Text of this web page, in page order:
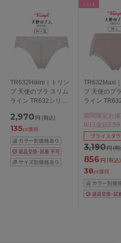
TR632Hikini｜トリン
プ 天使のブラ スリム
ライン TR632シリー
ーツ M/L/LL/3L
2,970 円 (税込)
135pt獲得
SALE
TR632Maxi
プ 天使のブ
ライン
期間限定お値
9/11金)23:59
3,190円(
プライスダ
856 円 (税込)
38pt獲得